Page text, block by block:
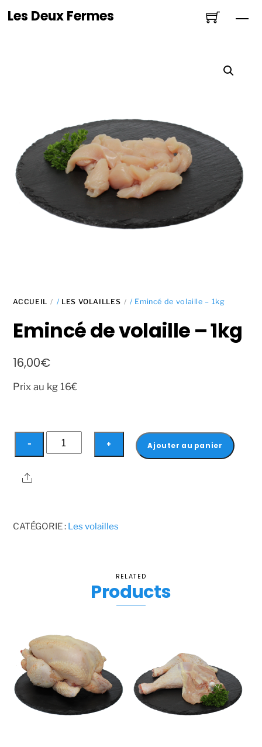
Les Deux Fermes
ACCUEIL / LES VOLAILLES / Emincé de volaille – 1kg
Emincé de volaille – 1kg
16,00€
Prix au kg 16€
−
quantité
de
-
+ Ajouter au panier
Share
CATÉGORIE : Les volailles
RELATED
Products